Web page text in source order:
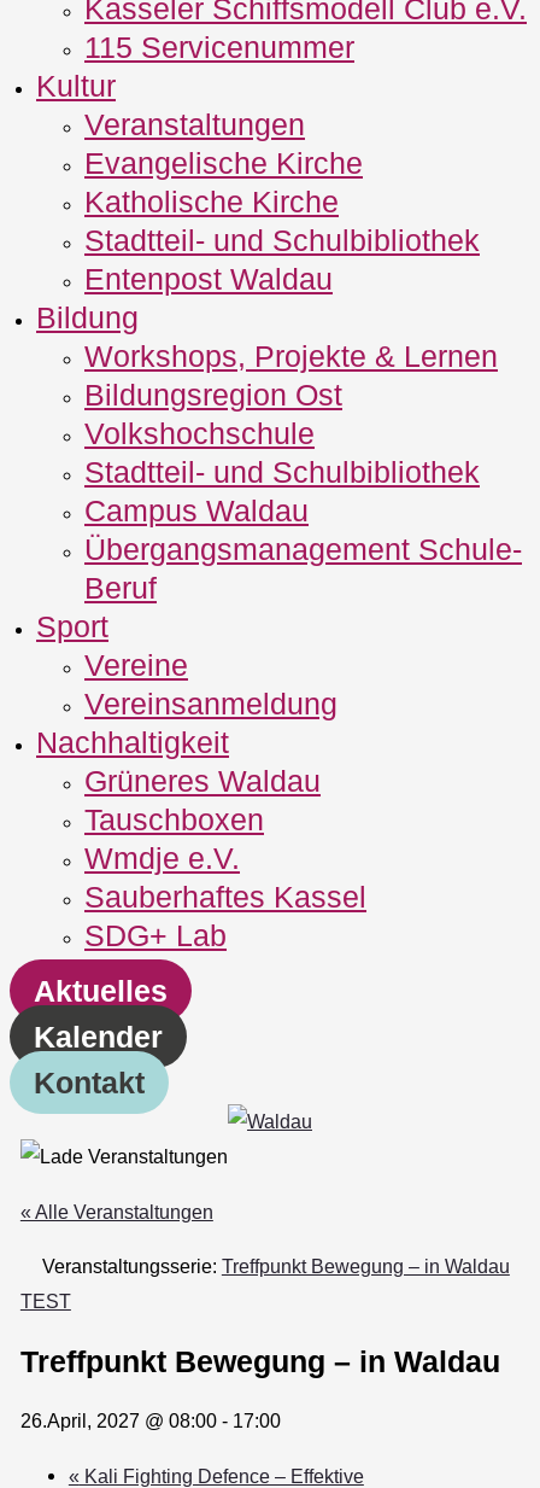
Kasseler Schiffsmodell Club e.V.
115 Servicenummer
Kultur
Veranstaltungen
Evangelische Kirche
Katholische Kirche
Stadtteil- und Schulbibliothek
Entenpost Waldau
Bildung
Workshops, Projekte & Lernen
Bildungsregion Ost
Volkshochschule
Stadtteil- und Schulbibliothek
Campus Waldau
Übergangsmanagement Schule‐
Beruf
Sport
Vereine
Vereinsanmeldung
Nachhaltigkeit
Grüneres Waldau
Tauschboxen
Wmdje e.V.
Sauberhaftes Kassel
SDG+ Lab
Aktuelles
Kalender
Kontakt
« Alle Veranstaltungen
Veranstaltungsserie: Treffpunkt Bewegung – in Waldau
TEST
Treffpunkt Bewegung – in Waldau
26.April, 2027 @ 08:00- 17:00
« Kali Fighting Defence – Effektive